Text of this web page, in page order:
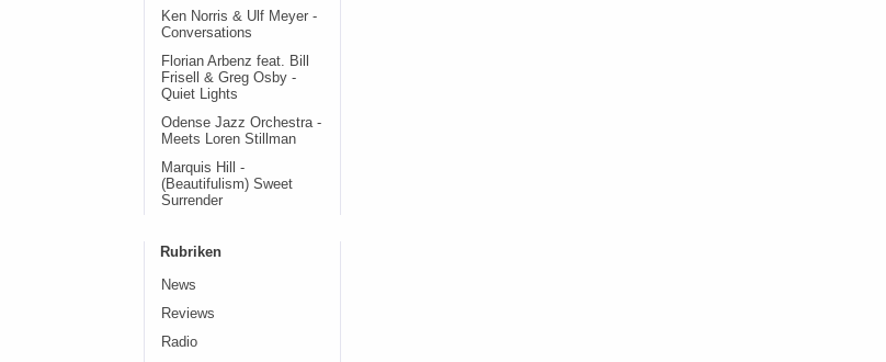
Ken Norris & Ulf Meyer -
Conversations
Florian Arbenz feat. Bill
Frisell & Greg Osby -
Quiet Lights
Odense Jazz Orchestra -
Meets Loren Stillman
Marquis Hill -
(Beautifulism) Sweet
Surrender
Rubriken
News
Reviews
Radio